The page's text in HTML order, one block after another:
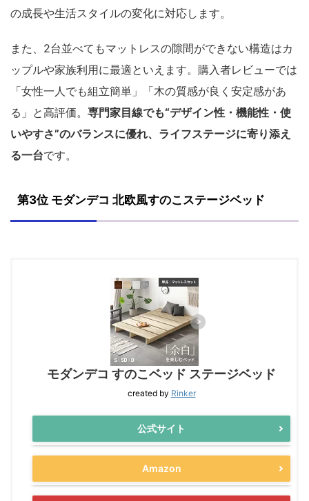
の成長や生活スタイルの変化に対応します。
また、2台並べてもマットレスの隙間ができない構造はカ
ップルや家族利用に最適といえます。購入者レビューでは
「女性一人でも組立簡単」「木の質感が良く安定感があ
る」と高評価。 専門家目線でも“デザイン性・機能性・使
いやすさ”のバランスに優れ、ライフステージに寄り添え
る一台です。
第3位 モダンデコ 北欧風すのこステージベッド
モダンデコ すのこベッド ステージベッド
created by Rinker
公式サイト
Amazon